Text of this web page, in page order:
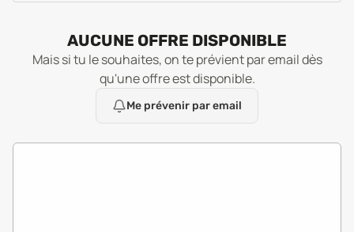
AUCUNE OFFRE DISPONIBLE
Mais si tu le souhaites, on te prévient par email dès
qu'une offre est disponible.
Me prévenir par email